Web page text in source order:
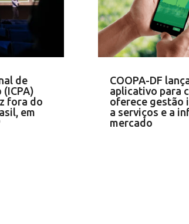
de
fora do
em
COOPA-DF
aplicativo para
oferece gestão
a serviços e a
mercado